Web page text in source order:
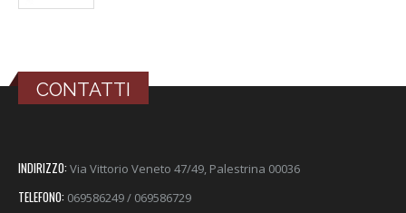
CONTATTI
INDIRIZZO: Via Vittorio Veneto 47/49, Palestrina 00036
TELEFONO: 069586249 / 069586729